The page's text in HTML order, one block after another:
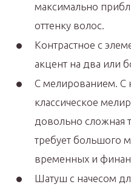
максимально
оттенку волос.
Контрастное с
акцент на два или
С мелированием. С
классическое
довольно сложная
требует большого
временных и
Шатуш с начесом